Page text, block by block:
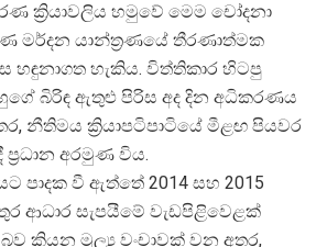
ක්රියාවලිය හමුවේ මෙම චෝදනා
මර්දන යාන්ත්රණයේ තීරණාත්මක
හඳුනාගත හැකිය. විත්තිකාර හිටපු
බිරිඳ ඇතුළු පිරිස අද දින අධිකරණය
නීතිමය ක්රියාපටිපාටියේ මීළඟ පියවර
ප්රධාන අරමුණ විය.
පාදක වී ඇත්තේ 2014 සහ 2015
ආධාර සැපයීමේ වැඩපිළිවෙළක්
බව කියන මූල් ය වංචාවක් වන අතර,